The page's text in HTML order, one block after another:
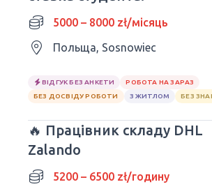
5000 – 8000 zł/місяць
Польща, Sosnowiec
ВІДГУК БЕЗ АНКЕТИ
РОБОТА НА ЗАРАЗ
БЕЗ ДОСВІДУ РОБОТИ
З ЖИТЛОМ БЕЗ
🔥 Працівник складу DHL
Zalando
5200 – 6500 zł/годину